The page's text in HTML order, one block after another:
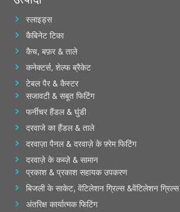
स्लाइड्स
कैबिनेट टिका
कैच, बफ़र & ताले
कनेक्टर्स, शेल्फ ब्रैकेट
टेबल पैर & कैस्टर
सजावटी & सबूत फिटिंग
फर्नीचर हैंडल & घुंडी
दरवाजे का हैंडल & ताले
दरवाज़ा पैनल & दरवाज़े के फ़्रेम फिटिंग
दरवाज़े के कब्ज़े & सामान
प्रकाश & प्रकाश सहायक उपकरण
बिजली के साकेट, वेंटिलेशन ग्रिल्स &वेंटिलेशन ग्रिल्स
अंतरिक्ष कार्यात्मक फिटिंग